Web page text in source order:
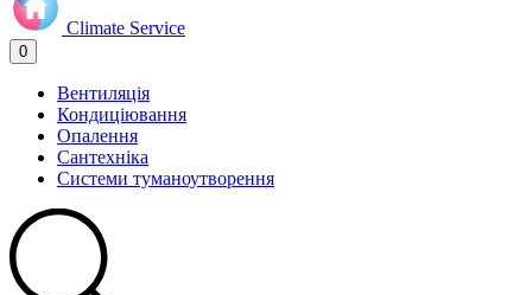
Climate Service
0
Вентиляція
Кондиціювання
Опалення
Сантехніка
Системи туманоутворення